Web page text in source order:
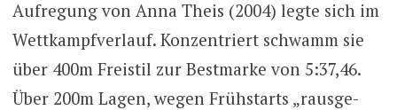
Aufregung von Anna Theis (2004) legte sich im
Wettkampfverlauf. Konzentriert schwamm sie
über 400m Freistil zur Bestmarke von 5:37,46.
Über 200m Lagen, wegen Frühstarts „rausge-